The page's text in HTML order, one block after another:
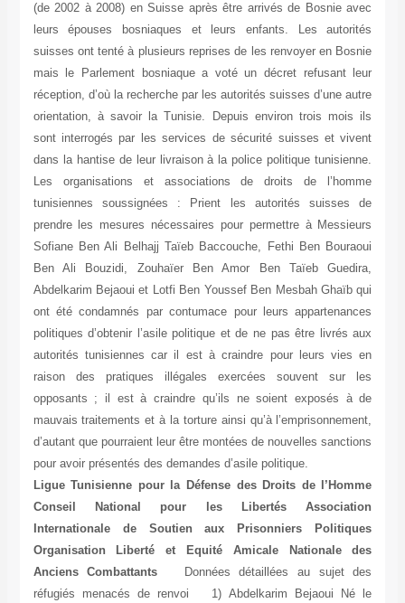
(de 2002 à 2008) en Suisse après être arrivés de Bosnie avec
leurs épouses bosniaques et leurs enfants. Les autorités
suisses ont tenté à plusieurs reprises de les renvoyer en Bosnie
mais le Parlement bosniaque a voté un décret refusant leur
réception, d’où la recherche par les autorités suisses d’une autre
orientation, à savoir la Tunisie. Depuis environ trois mois ils
sont interrogés par les services de sécurité suisses et vivent
dans la hantise de leur livraison à la police politique tunisienne.
Les organisations et associations de droits de l’homme
tunisiennes soussignées : Prient les autorités suisses de
prendre les mesures nécessaires pour permettre à Messieurs
Sofiane Ben Ali Belhajj Taïeb Baccouche, Fethi Ben Bouraoui
Ben Ali Bouzidi, Zouhaïer Ben Amor Ben Taïeb Guedira,
Abdelkarim Bejaoui et Lotfi Ben Youssef Ben Mesbah Ghaïb qui
ont été condamnés par contumace pour leurs appartenances
politiques d’obtenir l’asile politique et de ne pas être livrés aux
autorités tunisiennes car il est à craindre pour leurs vies en
raison des pratiques illégales exercées souvent sur les
opposants ; il est à craindre qu’ils ne soient exposés à de
mauvais traitements et à la torture ainsi qu’à l’emprisonnement,
d’autant que pourraient leur être montées de nouvelles sanctions
pour avoir présentés des demandes d’asile politique.
Ligue Tunisienne pour la Défense des Droits de l’Homme
Conseil National pour les Libertés Association
Internationale de Soutien aux Prisonniers Politiques
Organisation Liberté et Equité Amicale Nationale des
Anciens Combattants Données détaillées au sujet des
réfugiés menacés de renvoi 1) Abdelkarim Bejaoui Né le